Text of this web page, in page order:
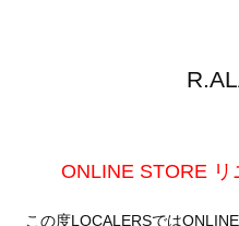
ONLINE STORE
この度LOCALERSでは